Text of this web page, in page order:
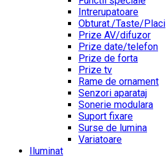
Intrerupatoare
Obturat./Taste/Placi
Prize AV/difuzor
Prize date/telefon
Prize de forta
Prize tv
Rame de ornament
Senzori aparataj
Sonerie modulara
Suport fixare
Surse de lumina
Variatoare
Iluminat